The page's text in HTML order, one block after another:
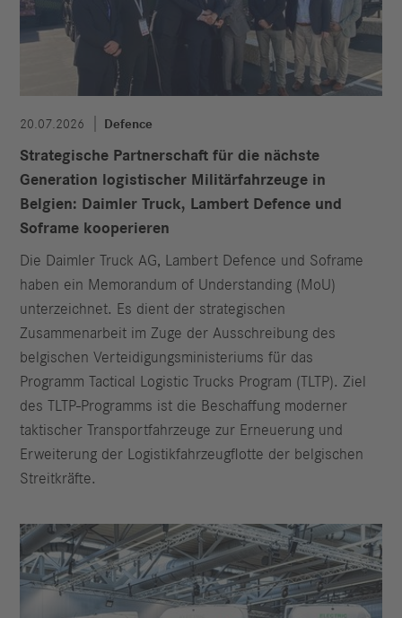
20.07.2026 Defence
Strategische Partnerschaft für die nächste
Generation logistischer Militärfahrzeuge in
Belgien: Daimler Truck, Lambert Defence und
Soframe kooperieren
Die Daimler Truck AG, Lambert Defence und Soframe
haben ein Memorandum of Understanding (MoU)
unterzeichnet. Es dient der strategischen
Zusammenarbeit im Zuge der Ausschreibung des
belgischen Verteidigungsministeriums für das
Programm Tactical Logistic Trucks Program (TLTP). Ziel
des TLTP-Programms ist die Beschaffung moderner
taktischer Transportfahrzeuge zur Erneuerung und
Erweiterung der Logistikfahrzeugflotte der belgischen
Streitkräfte.